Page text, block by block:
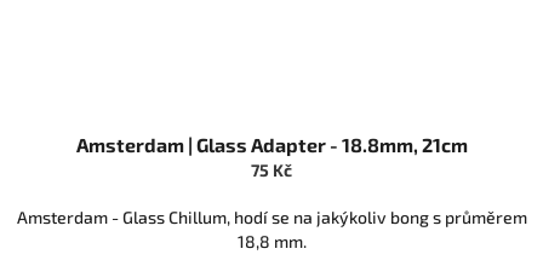
Amsterdam | Glass Adapter - 18.8mm, 21cm
75 Kč
Amsterdam - Glass Chillum, hodí se na jakýkoliv bong s průměrem
18,8 mm.